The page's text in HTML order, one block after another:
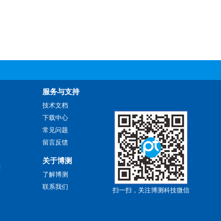
服务与支持
技术文档
下载中心
常见问题
留言反馈
关于博测
了解博测
联系我们
扫一扫，关注博测科技微信